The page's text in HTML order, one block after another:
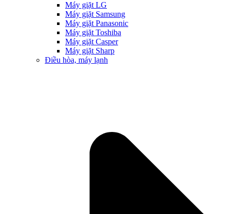
Máy giặt LG
Máy giặt Samsung
Máy giặt Panasonic
Máy giặt Toshiba
Máy giặt Casper
Máy giặt Sharp
Điều hòa, máy lạnh